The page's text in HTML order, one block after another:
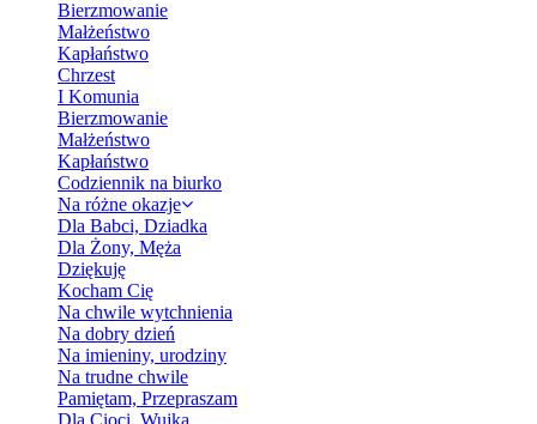
Bierzmowanie
Małżeństwo
Kapłaństwo
Chrzest
I Komunia
Bierzmowanie
Małżeństwo
Kapłaństwo
Codziennik na biurko
Na różne okazje
Dla Babci, Dziadka
Dla Żony, Męża
Dziękuję
Kocham Cię
Na chwile wytchnienia
Na dobry dzień
Na imieniny, urodziny
Na trudne chwile
Pamiętam, Przepraszam
Dla Cioci, Wujka